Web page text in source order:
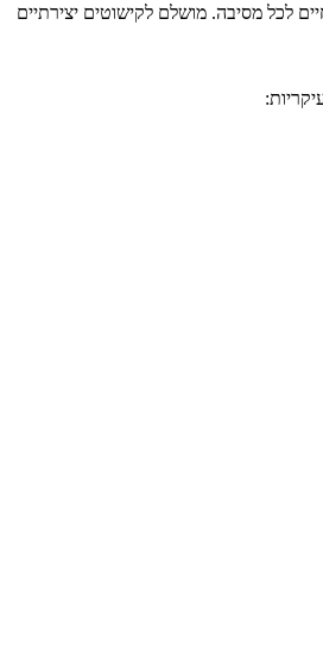
לקישוט מסיבות, ימי הולדת ואירועים חגיגיים אחרים. המארז כולל 10 בלונים המוסיפים צבע וחיים לכל מסיבה. מושלם לקישוטים יצירתיים